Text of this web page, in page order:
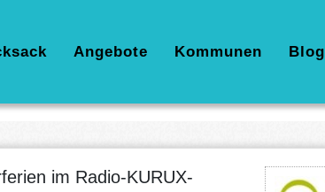
Angebote Kommunen Blog
im Radio-KURUX-